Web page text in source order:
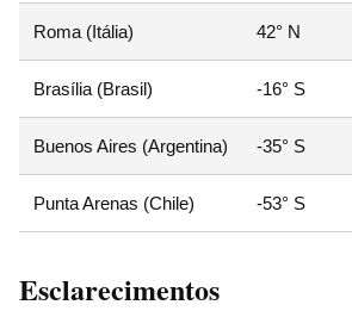
Roma (Itália) 42° N
Brasília (Brasil) -16° S
Buenos Aires (Argentina) -35° S
Punta Arenas (Chile) -53° S
Esclarecimentos